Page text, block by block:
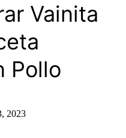
Vainita
Pollo
2023